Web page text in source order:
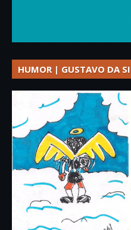
HUMOR | GUSTAVO DA